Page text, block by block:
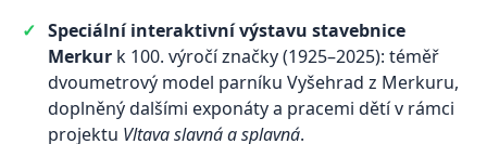
Speciální interaktivní výstavu stavebnice
Merkur k 100. výročí značky (1925–2025): téměř
dvoumetrový model parníku Vyšehrad z Merkuru,
doplněný dalšími exponáty a pracemi dětí v rámci
projektu Vltava slavná a splavná.